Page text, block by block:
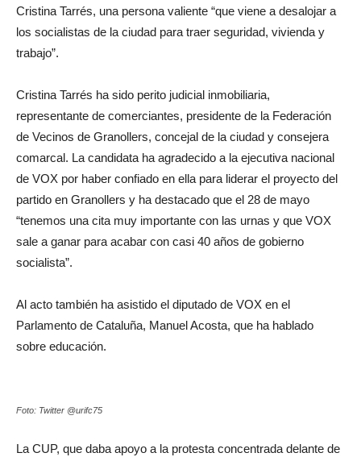
Cristina Tarrés, una persona valiente “que viene a desalojar a
los socialistas de la ciudad para traer seguridad, vivienda y
trabajo”.
Cristina Tarrés ha sido perito judicial inmobiliaria,
representante de comerciantes, presidente de la Federación
de Vecinos de Granollers, concejal de la ciudad y consejera
comarcal. La candidata ha agradecido a la ejecutiva nacional
de VOX por haber confiado en ella para liderar el proyecto del
partido en Granollers y ha destacado que el 28 de mayo
“tenemos una cita muy importante con las urnas y que VOX
sale a ganar para acabar con casi 40 años de gobierno
socialista”.
Al acto también ha asistido el diputado de VOX en el
Parlamento de Cataluña, Manuel Acosta, que ha hablado
sobre educación.
Foto: Twitter @urifc75
La CUP, que daba apoyo a la protesta concentrada delante de